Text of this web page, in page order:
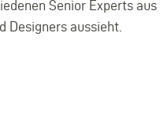
Senior Experts
Designers aussieht.